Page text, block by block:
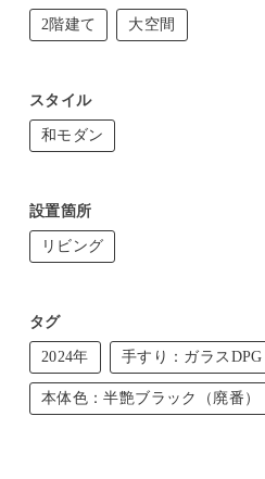
2階建て 大空間
スタイル
和モダン
設置箇所
リビング
タグ
2024年 手すり：ガラスDPG
本体色：半艶ブラック（廃番）